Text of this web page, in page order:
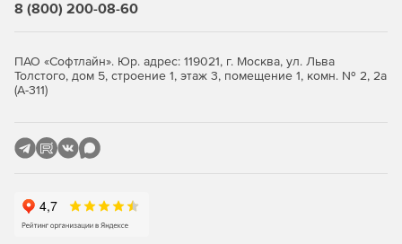
8 (800) 200-08-60
ПАО «Софтлайн». Юр. адрес: 119021, г. Москва, ул. Льва
Толстого, дом 5, строение 1, этаж 3, помещение 1, комн. № 2, 2а
(А-311)